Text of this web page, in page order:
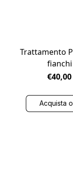
Trattamento
fianchi
€40,00
Acquista